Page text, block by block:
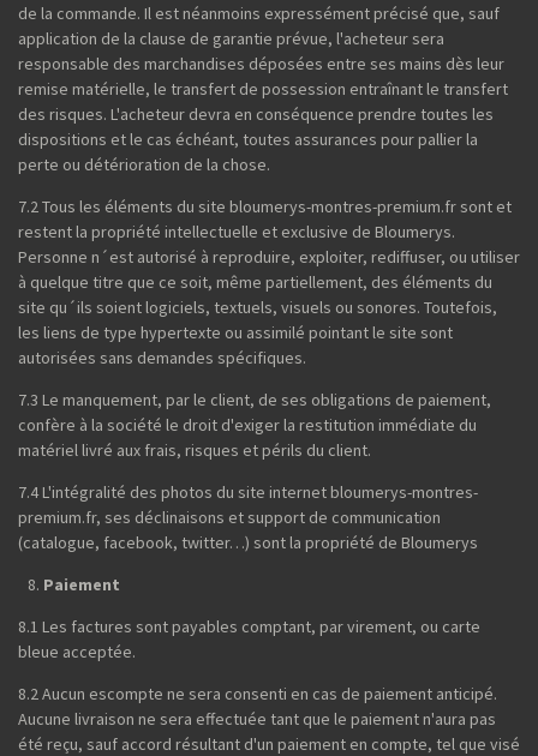
de la commande. Il est néanmoins expressément précisé que, sauf
application de la clause de garantie prévue, l'acheteur sera
responsable des marchandises déposées entre ses mains dès leur
remise matérielle, le transfert de possession entraînant le transfert
des risques. L'acheteur devra en conséquence prendre toutes les
dispositions et le cas échéant, toutes assurances pour pallier la
perte ou détérioration de la chose.
7.2 Tous les éléments du site bloumerys-montres-premium.fr sont et
restent la propriété intellectuelle et exclusive de Bloumerys.
Personne n´est autorisé à reproduire, exploiter, rediffuser, ou utiliser
à quelque titre que ce soit, même partiellement, des éléments du
site qu´ils soient logiciels, textuels, visuels ou sonores. Toutefois,
les liens de type hypertexte ou assimilé pointant le site sont
autorisées sans demandes spécifiques.
7.3 Le manquement, par le client, de ses obligations de paiement,
confère à la société le droit d'exiger la restitution immédiate du
matériel livré aux frais, risques et périls du client.
7.4 L'intégralité des photos du site internet bloumerys-montres-
premium.fr, ses déclinaisons et support de communication
(catalogue, facebook, twitter…) sont la propriété de Bloumerys
Paiement
8.1 Les factures sont payables comptant, par virement, ou carte
bleue acceptée.
8.2 Aucun escompte ne sera consenti en cas de paiement anticipé.
Aucune livraison ne sera effectuée tant que le paiement n'aura pas
été reçu, sauf accord résultant d'un paiement en compte, tel que visé